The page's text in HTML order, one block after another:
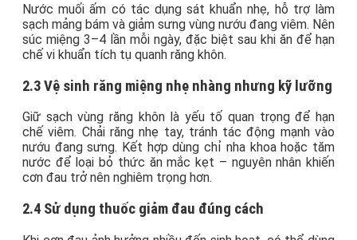
Nước muối ấm có tác dụng sát khuẩn nhẹ, hỗ trợ làm
sạch mảng bám và giảm sưng vùng nướu đang viêm. Nên
súc miệng 3–4 lần mỗi ngày, đặc biệt sau khi ăn để hạn
chế vi khuẩn tích tụ quanh răng khôn.
2.3 Vệ sinh răng miệng nhẹ nhàng nhưng kỹ lưỡng
Giữ sạch vùng răng khôn là yếu tố quan trọng để hạn
chế viêm. Chải răng nhẹ tay, tránh tác động mạnh vào
nướu đang sưng. Kết hợp dùng chỉ nha khoa hoặc tăm
nước để loại bỏ thức ăn mắc kẹt – nguyên nhân khiến
cơn đau trở nên nghiêm trọng hơn.
2.4 Sử dụng thuốc giảm đau đúng cách